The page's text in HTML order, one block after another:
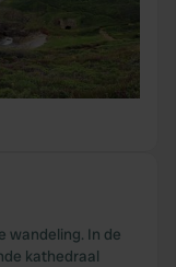
wandeling. In de
kathedraal